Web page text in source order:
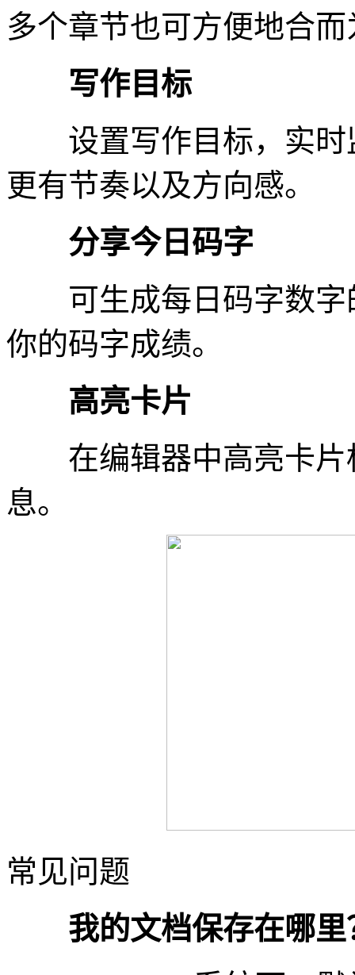
多个章节也可方便地合
写作目标
设置写作目标，实时
更有节奏以及方向感。
分享今日码字
可生成每日码字数字
你的码字成绩。
高亮卡片
在编辑器中高亮卡片
息。
常见问题
我的文档保存在哪里